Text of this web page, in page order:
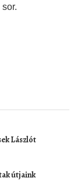
Lászlót
útjaink